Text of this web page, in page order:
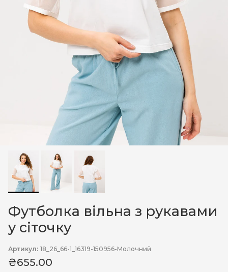
Футболка вільна з рукавами
у сіточку
Артикул: 18_26_66-1_16319-150956-Молочний
₴655.00